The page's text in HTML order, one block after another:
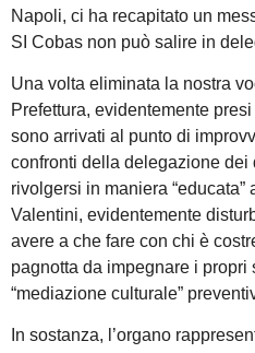
Napoli, ci ha recapitato un
SI Cobas non può salire in
Una volta eliminata la nostra
Prefettura, evidentemente
sono arrivati al punto di
confronti della delegazione dei
rivolgersi in maniera “educata”
Valentini, evidentemente
avere a che fare con chi è
pagnotta da impegnare i propri
“mediazione culturale”
In sostanza, l’organo